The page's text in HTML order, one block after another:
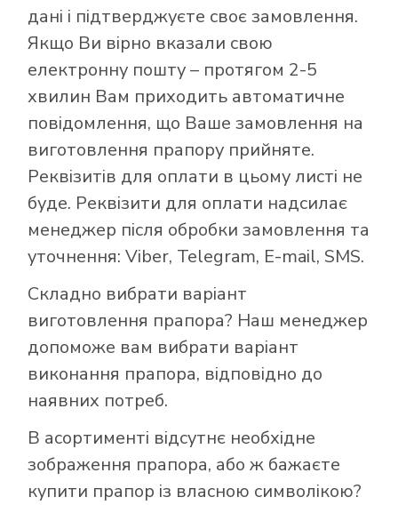
дані і підтверджуєте своє замовлення.
Якщо Ви вірно вказали свою
електронну пошту – протягом 2-5
хвилин Вам приходить автоматичне
повідомлення, що Ваше замовлення на
виготовлення прапору прийняте.
Реквізитів для оплати в цьому листі не
буде. Реквізити для оплати надсилає
менеджер після обробки замовлення та
уточнення: Viber, Telegram, E-mail, SMS.
Складно вибрати варіант
виготовлення прапора? Наш менеджер
допоможе вам вибрати варіант
виконання прапора, відповідно до
наявних потреб.
В асортименті відсутнє необхідне
зображення прапора, або ж бажаєте
купити прапор із власною символікою?
Як купити прапор
в інтернет-
магазині Лакор: